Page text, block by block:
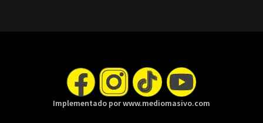
Implementado por www.mediomasivo.com